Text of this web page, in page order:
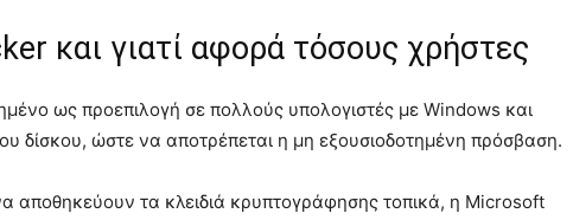
και γιατί αφορά τόσους χρήστες
ως προεπιλογή σε πολλούς υπολογιστές με Windows και
δίσκου, ώστε να αποτρέπεται η μη εξουσιοδοτημένη πρόσβαση.
αποθηκεύουν τα κλειδιά κρυπτογράφησης τοπικά, η Microsoft